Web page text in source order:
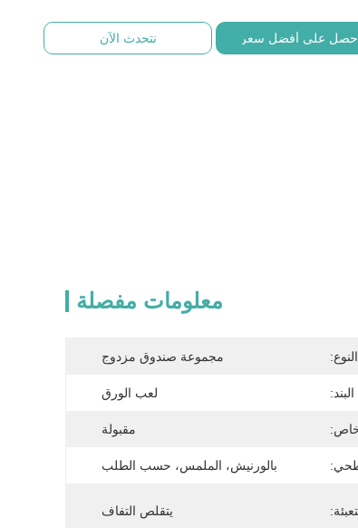
على أفضل سعر نتحدث الآن
معلومات مفصلة
النوع: مجموعة صندوق مزدوج
البند: لعب الورق
مقبولة
بالورنيش، الملمس، حسب الطلب
يتقلص التفاف